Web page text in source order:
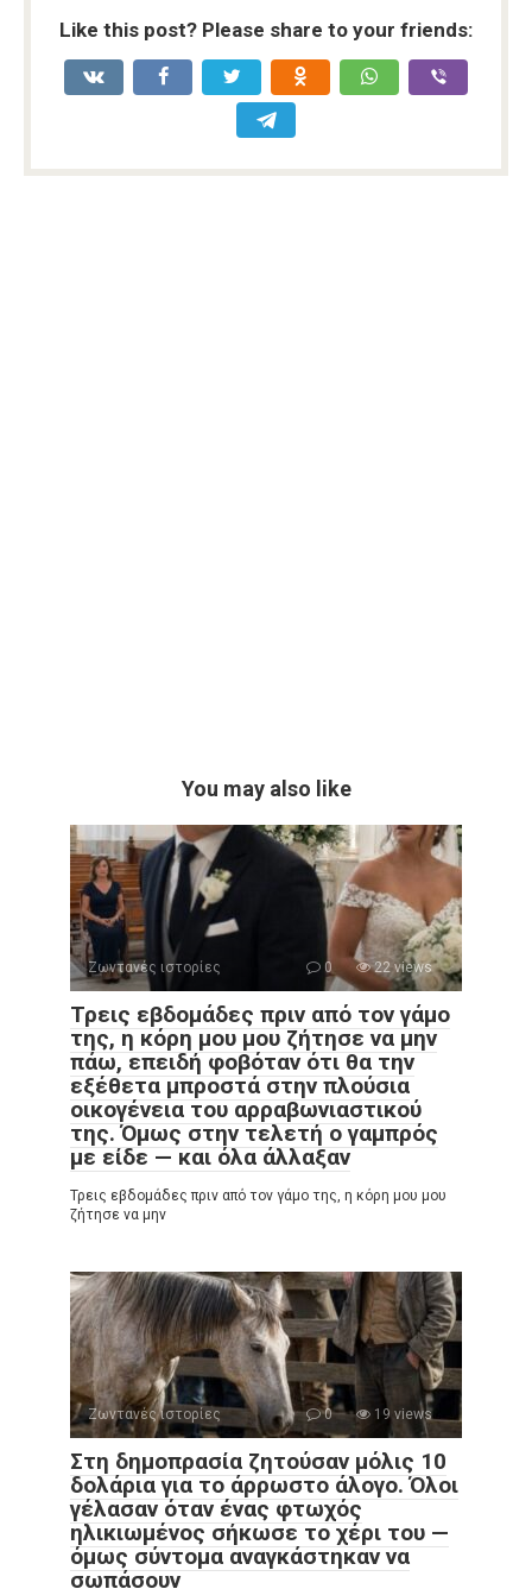
Like this post? Please share to your friends:
You may also like
Ζωντανές ιστορίες 0 22 views
Τρεις εβδομάδες πριν από τον γάμο
της, η κόρη μου μου ζήτησε να μην
πάω, επειδή φοβόταν ότι θα την
εξέθετα μπροστά στην πλούσια
οικογένεια του αρραβωνιαστικού
της. Όμως στην τελετή ο γαμπρός
με είδε — και όλα άλλαξαν
Τρεις εβδομάδες πριν από τον γάμο της, η κόρη μου μου
ζήτησε να μην
Ζωντανές ιστορίες 0 19 views
Στη δημοπρασία ζητούσαν μόλις 10
δολάρια για το άρρωστο άλογο. Όλοι
γέλασαν όταν ένας φτωχός
ηλικιωμένος σήκωσε το χέρι του —
όμως σύντομα αναγκάστηκαν να
σωπάσουν